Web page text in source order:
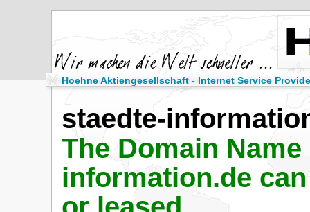
Hoehne Aktiengesellschaft - Internet Service
staedte-
The Domain
information.de